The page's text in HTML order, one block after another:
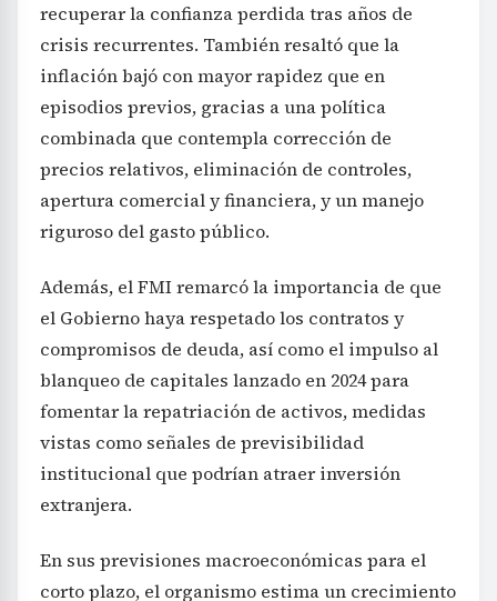
recuperar la confianza perdida tras años de
crisis recurrentes. También resaltó que la
inflación bajó con mayor rapidez que en
episodios previos, gracias a una política
combinada que contempla corrección de
precios relativos, eliminación de controles,
apertura comercial y financiera, y un manejo
riguroso del gasto público.
Además, el FMI remarcó la importancia de que
el Gobierno haya respetado los contratos y
compromisos de deuda, así como el impulso al
blanqueo de capitales lanzado en 2024 para
fomentar la repatriación de activos, medidas
vistas como señales de previsibilidad
institucional que podrían atraer inversión
extranjera.
En sus previsiones macroeconómicas para el
corto plazo, el organismo estima un crecimiento